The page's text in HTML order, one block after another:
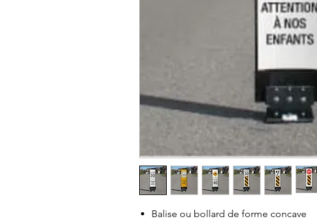
Balise ou bollard de forme concave